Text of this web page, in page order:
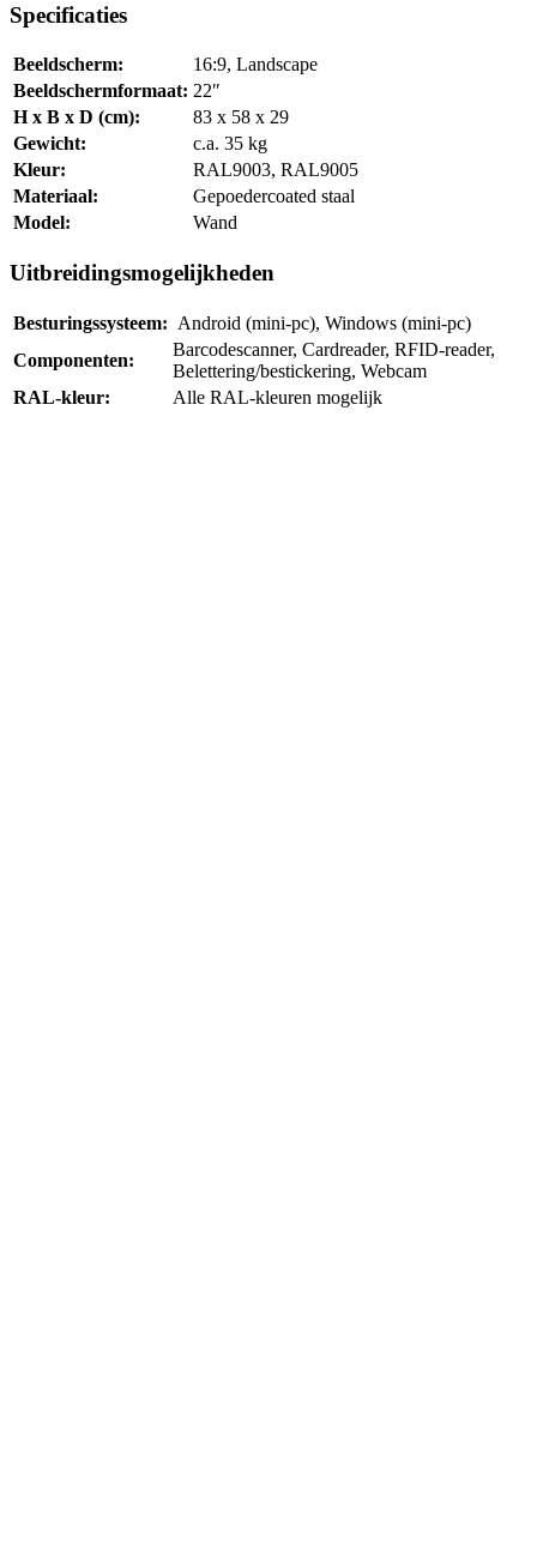
Specificaties
Beeldscherm:
16:9, Landscape
Beeldschermformaat: 22″
H x B x D (cm):
83 x 58 x 29
Gewicht:
c.a. 35 kg
Kleur:
RAL9003, RAL9005
Materiaal:
Gepoedercoated staal
Model:
Wand
Uitbreidingsmogelijkheden
Besturingssysteem: Android (mini-pc), Windows (mini-pc)
Componenten:
Barcodescanner, Cardreader, RFID-reader,
Belettering/bestickering, Webcam
RAL-kleur:
Alle RAL-kleuren mogelijk